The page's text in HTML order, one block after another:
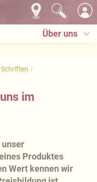
Über uns
im
unser
Produktes
Wert kennen wir